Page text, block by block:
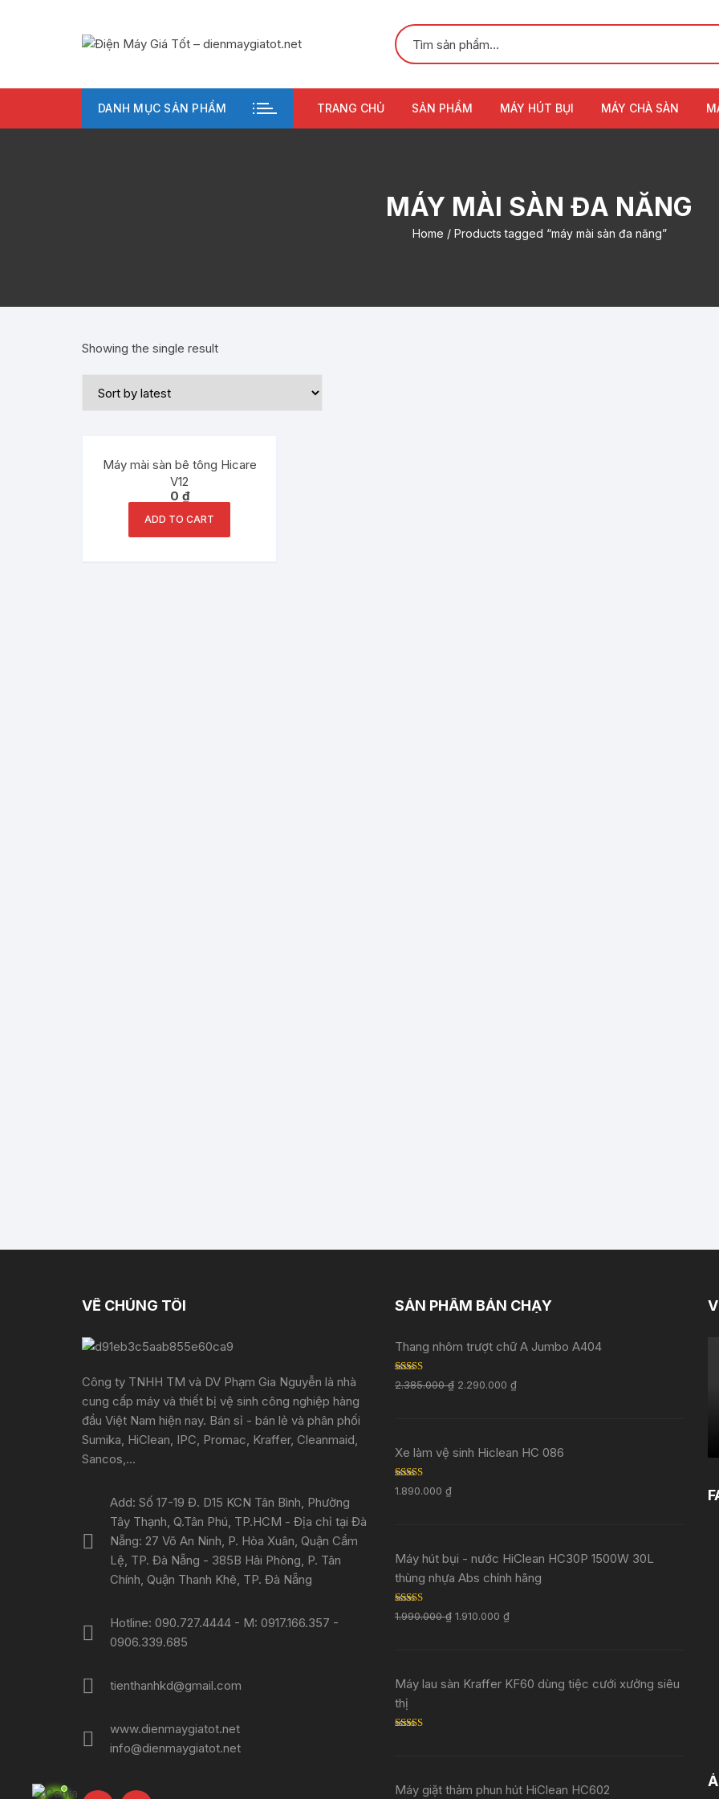
DANH MỤC SẢN PHẨM TRANG CHỦ SẢN PHẨM MÁY HÚT BỤI MÁY CHÀ SÀN
MÁY MÀI SÀN ĐA NĂNG
Home / Products tagged “máy mài sàn đa năng”
Showing the single result
Máy mài sàn bê tông Hicare
V12
0 ₫
ADD TO CART
VỀ CHÚNG TÔI
Công ty TNHH TM và DV Phạm Gia Nguyễn là nhà
cung cấp máy và thiết bị vệ sinh công nghiệp hàng
đầu Việt Nam hiện nay. Bán sỉ - bán lẻ và phân phối
Sumika, HiClean, IPC, Promac, Kraffer, Cleanmaid,
Sancos,...
Add: Số 17-19 Đ. D15 KCN Tân Bình, Phường
Tây Thạnh, Q.Tân Phú, TP.HCM - Địa chỉ tại Đà
Nẵng: 27 Võ An Ninh, P. Hòa Xuân, Quận Cẩm
Lệ, TP. Đà Nẵng - 385B Hải Phòng, P. Tân
Chính, Quận Thanh Khê, TP. Đà Nẵng
Hotline: 090.727.4444 - M: 0917.166.357 -
0906.339.685
tienthanhkd@gmail.com
www.dienmaygiatot.net
info@dienmaygiatot.net
SẢN PHẨM BÁN CHẠY
Thang nhôm trượt chữ A Jumbo A404
Rated 5.00
out of 5
2.385.000₫ 2.290.000 ₫
Xe làm vệ sinh Hiclean HC 086
Rated 5.00
out of 5
1.890.000 ₫
Máy hút bụi - nước HiClean HC30P 1500W 30L
thùng nhựa Abs chính hãng
Rated 5.00
out of 5
1.990.000₫ 1.910.000 ₫
Máy lau sàn Kraffer KF60 dùng tiệc cưới xưởng siêu
thị
Máy giặt thảm phun hút HiClean HC602